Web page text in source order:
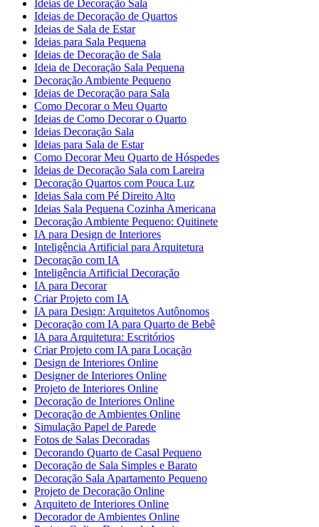
Ideias de Decoração Sala
Ideias de Decoração de Quartos
Ideias de Sala de Estar
Ideias para Sala Pequena
Ideias de Decoração de Sala
Ideia de Decoração Sala Pequena
Decoração Ambiente Pequeno
Ideias de Decoração para Sala
Como Decorar o Meu Quarto
Ideias de Como Decorar o Quarto
Ideias Decoração Sala
Ideias para Sala de Estar
Como Decorar Meu Quarto de Hóspedes
Ideias de Decoração Sala com Lareira
Decoração Quartos com Pouca Luz
Ideias Sala com Pé Direito Alto
Ideias Sala Pequena Cozinha Americana
Decoração Ambiente Pequeno: Quitinete
IA para Design de Interiores
Inteligência Artificial para Arquitetura
Decoração com IA
Inteligência Artificial Decoração
IA para Decorar
Criar Projeto com IA
IA para Design: Arquitetos Autônomos
Decoração com IA para Quarto de Bebê
IA para Arquitetura: Escritórios
Criar Projeto com IA para Locação
Design de Interiores Online
Designer de Interiores Online
Projeto de Interiores Online
Decoração de Interiores Online
Decoração de Ambientes Online
Simulação Papel de Parede
Fotos de Salas Decoradas
Decorando Quarto de Casal Pequeno
Decoração de Sala Simples e Barato
Decoração Sala Apartamento Pequeno
Projeto de Decoração Online
Arquiteto de Interiores Online
Decorador de Ambientes Online